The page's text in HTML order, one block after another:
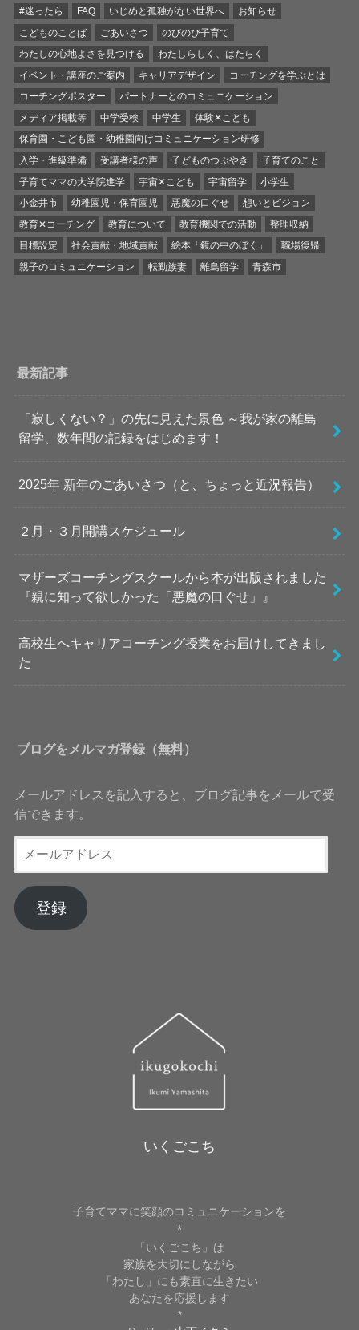
#迷ったら FAQ いじめと孤独がない世界へ
お知らせ
こどものことば
ごあいさつ
のびのび子育て
わたしの心地よさを見つける
わたしらしく、はたらく
イベント・講座のご案内
キャリアデザイン
コーチングを学ぶとは
コーチングポスター
パートナーとのコミュニケーション
メディア掲載等
中学受検 中学生
体験✕こども
保育園・こども園・幼稚園向けコミュニケーション研修
入学・進級準備
受講者様の声 子どものつぶやき
子育てのこと
子育てママの大学院進学
宇宙✕こども 宇宙留学
小学生
小金井市
幼稚園児・保育園児 悪魔の口ぐせ
想いとビジョン
教育✕コーチング
教育について 教育機関での活動
整理収納
目標設定
社会貢献・地域貢献 絵本「鏡の中のぼく」
職場復帰
親子のコミュニケーション
転勤族妻 離島留学 青森市
最新記事
「寂しくない？」の先に見えた景色 ～我が家の離島
留学、数年間の記録をはじめます！
2025年 新年のごあいさつ（と、ちょっと近況報告）
２月・３月開講スケジュール
マザーズコーチングスクールから本が出版されました
『親に知って欲しかった「悪魔の口ぐせ」』
高校生へキャリアコーチング授業をお届けしてきまし
た
ブログをメルマガ登録（無料）
メールアドレスを記入すると、ブログ記事をメールで受
信できます。
ー
ア
ド
登録
いくごこち
子育てママに笑顔のコミュニケーションを
*
「いくごこち」は
家族を大切にしながら
「わたし」にも素直に生きたい
あなたを応援します
*